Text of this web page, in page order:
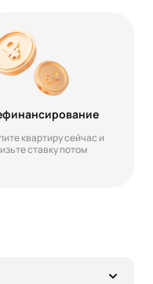
квартиру сейчас и
ставку потом